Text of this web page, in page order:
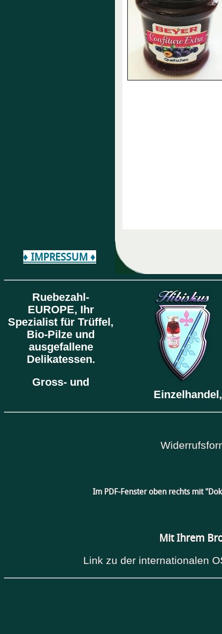
♦ IMPRESSUM ♦
Ruebezahl-
EUROPE, Ihr
Spezialist für Trüffel,
Bio-Pilze und
ausgefallene
Delikatessen.
Gross- und
Im PDF-Fenster oben rechts mit
Mit Ihrem
Link zu der internationalen